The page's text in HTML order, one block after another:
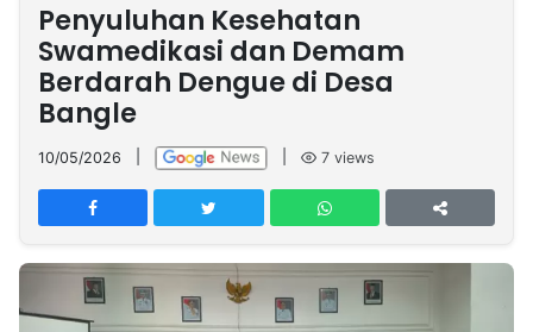
Nasional
International
Olahraga
Entertainment
Daerah
Pariwisata
Kuliner
Kolom
Network
PT
TREETAN
MULTIMEDIA
INDONESIA
Partner
Penyuluhan Kesehatan
Swamedikasi dan Demam
Berdarah Dengue di Desa
Bangle
10/05/2026 7 views